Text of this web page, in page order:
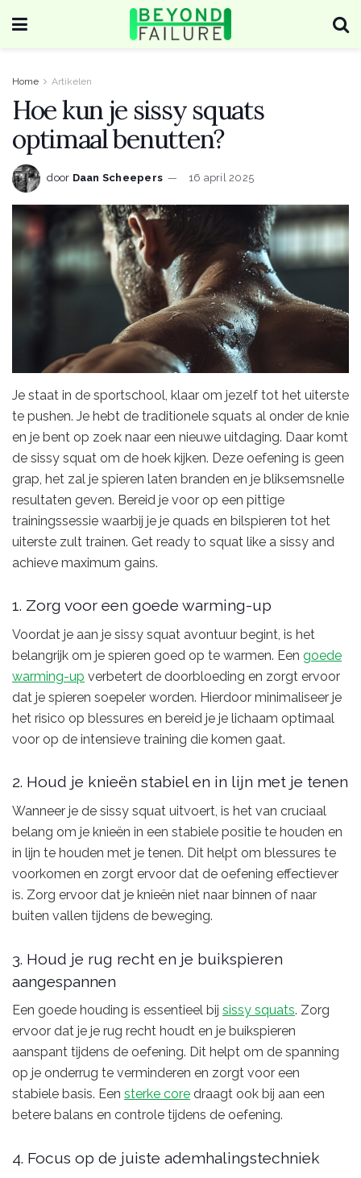
Home Artikelen
Hoe kun je sissy squats
optimaal benutten?
door Daan Scheepers 16 april 2025
Je staat in de sportschool, klaar om jezelf tot het uiterste
te pushen. Je hebt de traditionele squats al onder de knie
en je bent op zoek naar een nieuwe uitdaging. Daar komt
de sissy squat om de hoek kijken. Deze oefening is geen
grap, het zal je spieren laten branden en je bliksemsnelle
resultaten geven. Bereid je voor op een pittige
trainingssessie waarbij je je quads en bilspieren tot het
uiterste zult trainen. Get ready to squat like a sissy and
achieve maximum gains.
1. Zorg voor een goede warming-up
Voordat je aan je sissy squat avontuur begint, is het
belangrijk om je spieren goed op te warmen. Een goede
warming-up verbetert de doorbloeding en zorgt ervoor
dat je spieren soepeler worden. Hierdoor minimaliseer je
het risico op blessures en bereid je je lichaam optimaal
voor op de intensieve training die komen gaat.
2. Houd je knieën stabiel en in lijn met je tenen
Wanneer je de sissy squat uitvoert, is het van cruciaal
belang om je knieën in een stabiele positie te houden en
in lijn te houden met je tenen. Dit helpt om blessures te
voorkomen en zorgt ervoor dat de oefening effectiever
is. Zorg ervoor dat je knieën niet naar binnen of naar
buiten vallen tijdens de beweging.
3. Houd je rug recht en je buikspieren
aangespannen
Een goede houding is essentieel bij sissy squats. Zorg
ervoor dat je je rug recht houdt en je buikspieren
aanspant tijdens de oefening. Dit helpt om de spanning
op je onderrug te verminderen en zorgt voor een
stabiele basis. Een sterke core draagt ook bij aan een
betere balans en controle tijdens de oefening.
4. Focus op de juiste ademhalingstechniek